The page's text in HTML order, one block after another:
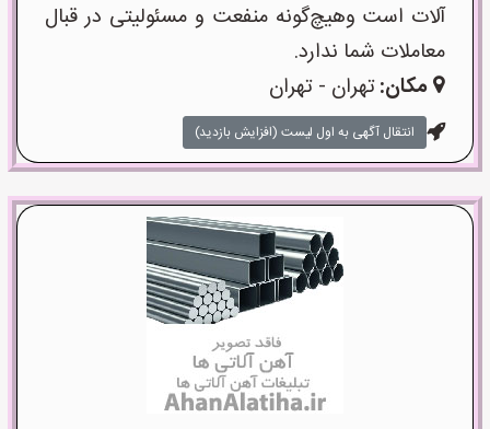
آلات است وهیچ‌گونه منفعت و مسئولیتی در قبال
معاملات شما ندارد.
مکان:تهران - تهران
انتقال آگهی به اول لیست (افزایش بازدید)